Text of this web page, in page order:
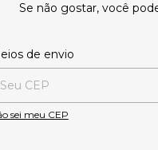
Se não gostar, você
para o CEP:
de envio
sei meu CEP